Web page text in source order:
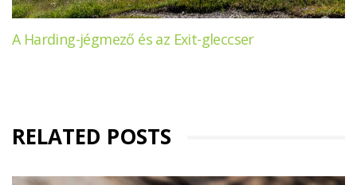
A Harding-jégmező és az Exit-gleccser
RELATED POSTS